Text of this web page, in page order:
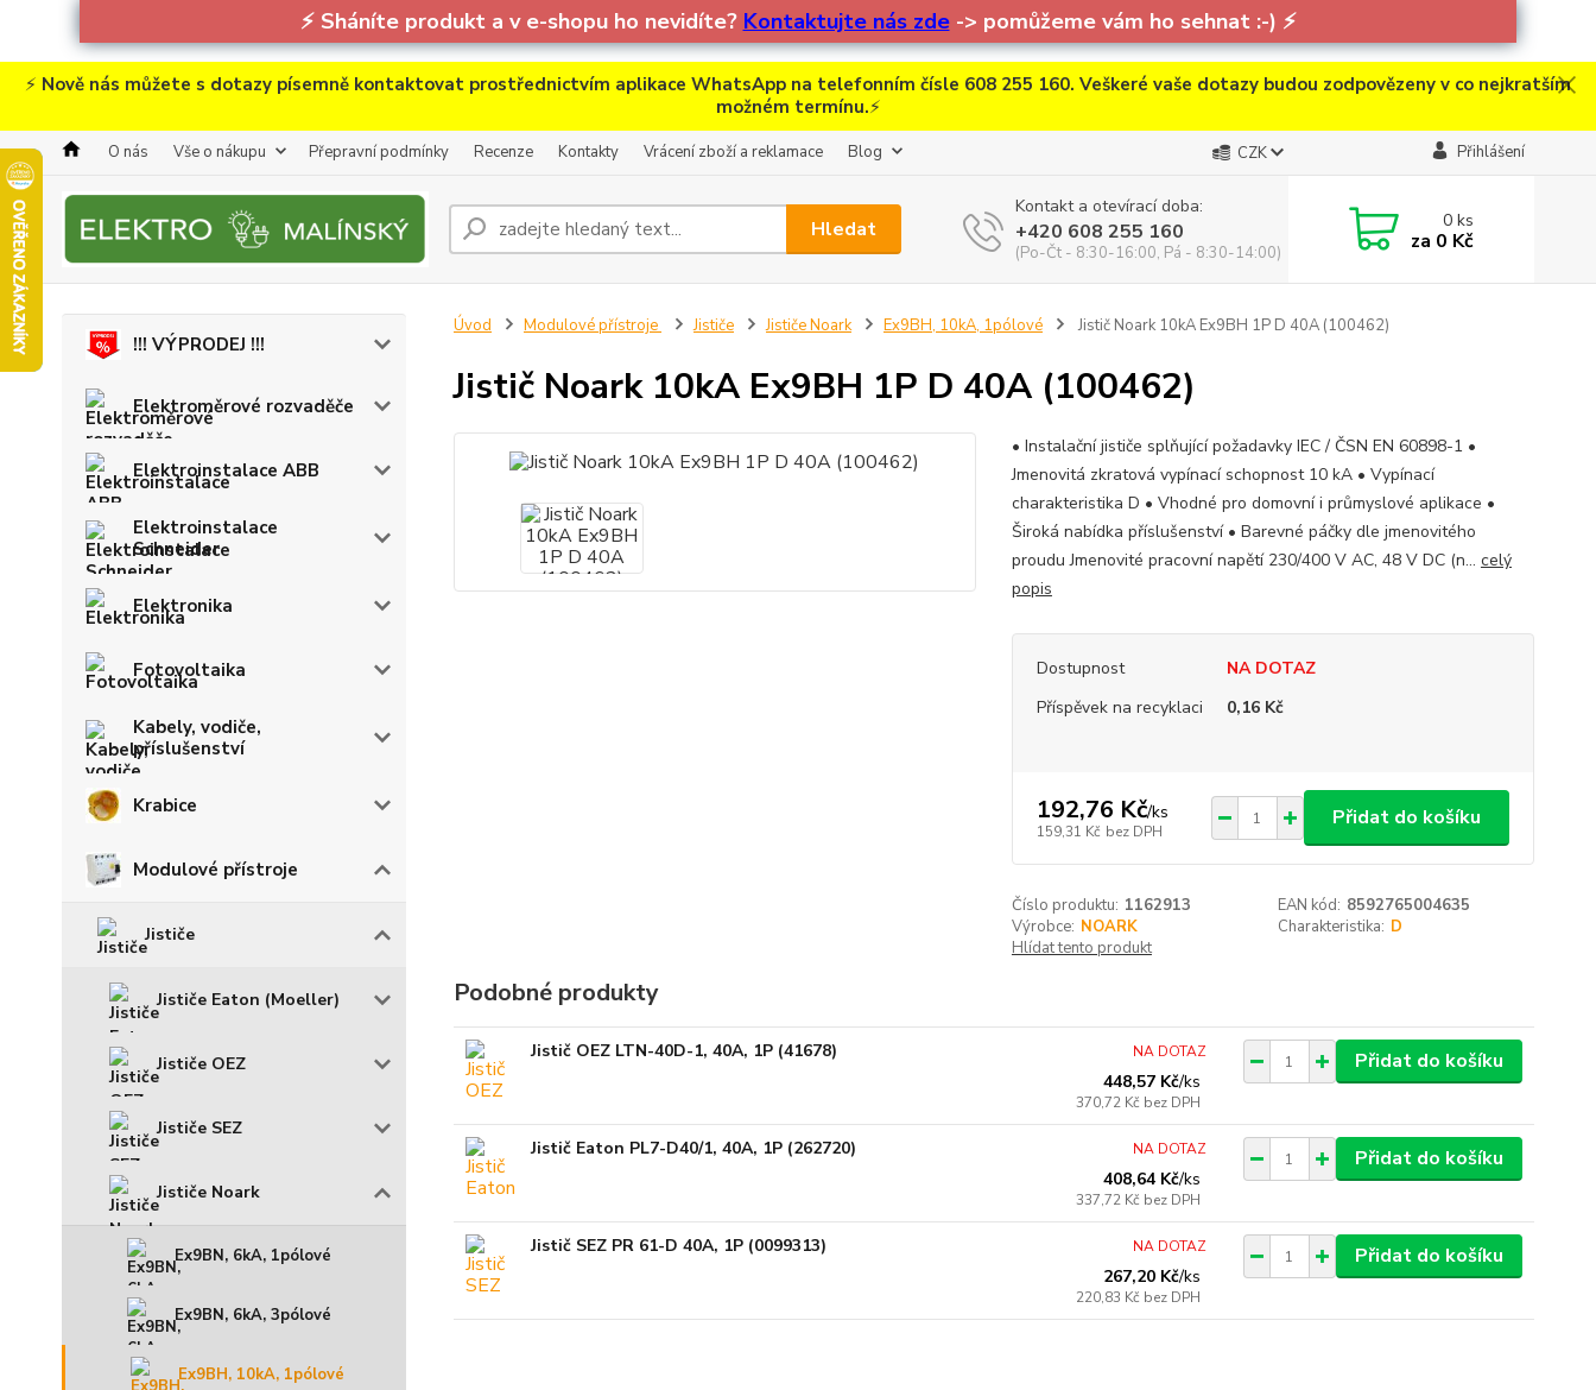
⚡ Sháníte produkt a v e-shopu ho nevidíte? Kontaktujte nás zde-> pomůžeme vám ho sehnat :-) ⚡
⚡ Nově nás můžete s dotazy písemně kontaktovat prostřednictvím aplikace WhatsApp na telefonním čísle 608 255 160. Veškeré vaše dotazy budou zodpovězeny v co nejkratším
možném termínu.⚡
O nás Vše o nákupu Přepravní podmínky Recenze Kontakty Vrácení zboží a reklamace Blog CZK Přihlášení
Hledat
Kontakt a otevírací doba:
+420 608 255 160
(Po-Čt - 8:30-16:00, Pá - 8:30-14:00)
0ks
za 0 Kč
!!! VÝPRODEJ !!!
Elektroměrové rozvaděče
Elektroinstalace ABB
Elektroinstalace
Schneider
Elektronika
Fotovoltaika
Kabely, vodiče,
příslušenství
Krabice
Modulové přístroje
Jističe
Jističe Eaton (Moeller)
Jističe OEZ
Jističe SEZ
Jističe Noark
Ex9BN, 6kA, 1pólové
Ex9BN, 6kA, 3pólové
Ex9BH, 10kA, 1pólové
Úvod Modulové přístroje Jističe Jističe Noark Ex9BH, 10kA, 1pólové Jistič Noark 10kA Ex9BH 1P D 40A (100462)
Jistič Noark 10kA Ex9BH 1P D 40A (100462)
• Instalační jističe splňující požadavky IEC / ČSN EN 60898-1 •
Jmenovitá zkratová vypínací schopnost 10 kA • Vypínací
charakteristika D • Vhodné pro domovní i průmyslové aplikace •
Široká nabídka příslušenství • Barevné páčky dle jmenovitého
proudu Jmenovité pracovní napětí 230/400 V AC, 48 V DC (n... celý
popis
Dostupnost
NA DOTAZ
Příspěvek na recyklaci
0,16 Kč
192,76 Kč/ks
159,31 Kč bez DPH
Přidat do košíku
Číslo produktu: 1162913 EAN kód: 8592765004635
Výrobce: NOARK Charakteristika: D
Hlídat tento produkt
Podobné produkty
Jistič OEZ LTN-40D-1, 40A, 1P (41678)
448,57 Kč/ks
370,72 Kč bez DPH
NA DOTAZ Přidat do košíku
Jistič Eaton PL7-D40/1, 40A, 1P (262720)
408,64 Kč/ks
337,72 Kč bez DPH
NA DOTAZ Přidat do košíku
Jistič SEZ PR 61-D 40A, 1P (0099313)
267,20 Kč/ks
220,83 Kč bez DPH
NA DOTAZ Přidat do košíku